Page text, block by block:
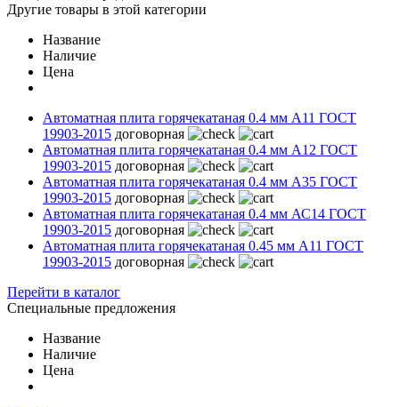
Другие товары в этой категории
Название
Наличие
Цена
Автоматная плита горячекатаная 0.4 мм А11 ГОСТ
19903-2015 договорная
Автоматная плита горячекатаная 0.4 мм А12 ГОСТ
19903-2015 договорная
Автоматная плита горячекатаная 0.4 мм А35 ГОСТ
19903-2015 договорная
Автоматная плита горячекатаная 0.4 мм АС14 ГОСТ
19903-2015 договорная
Автоматная плита горячекатаная 0.45 мм А11 ГОСТ
19903-2015 договорная
Перейти в каталог
Специальные предложения
Название
Наличие
Цена